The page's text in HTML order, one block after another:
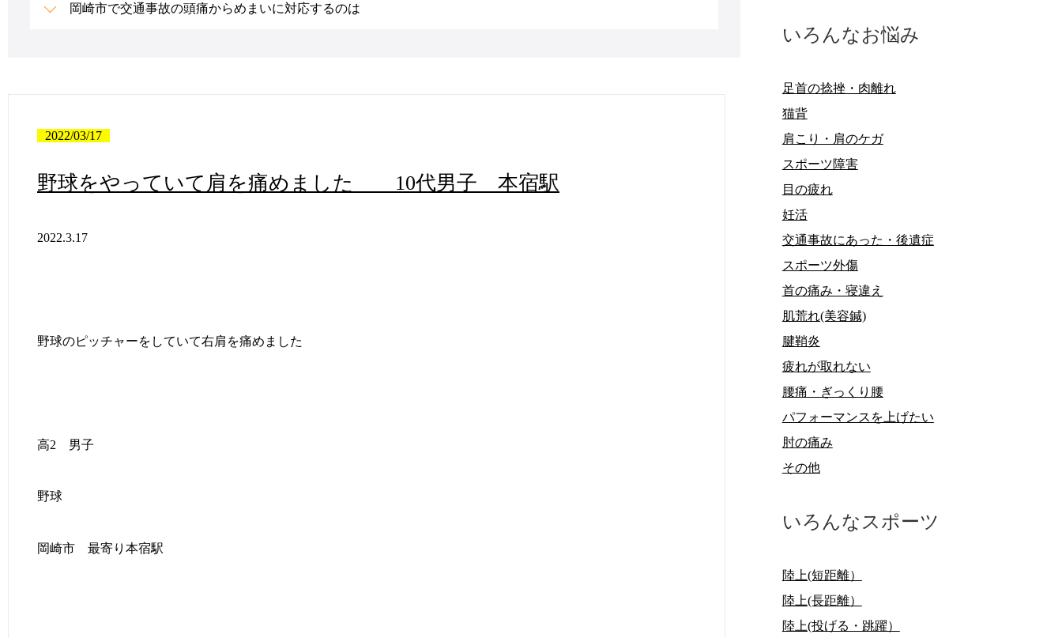
岡崎市で交通事故の頭痛からめまいに対応するのは
2022/03/17
野球をやっていて肩を痛めました 10代男子 本宿駅
2022.3.17
野球のピッチャーをしていて右肩を痛めました
高2 男子
野球
岡崎市 最寄り本宿駅
いろんなお悩み
足首の捻挫・肉離れ
猫背
肩こり・肩のケガ
スポーツ障害
目の疲れ
妊活
交通事故にあった・後遺症
スポーツ外傷
首の痛み・寝違え
肌荒れ(美容鍼)
腱鞘炎
疲れが取れない
腰痛・ぎっくり腰
パフォーマンスを上げたい
肘の痛み
その他
いろんなスポーツ
陸上(短距離）
陸上(長距離）
陸上(投げる・跳躍）